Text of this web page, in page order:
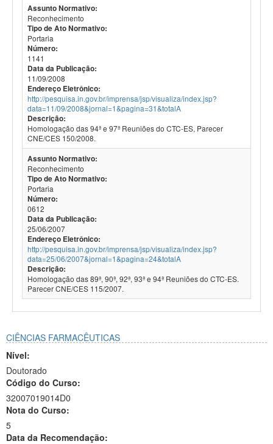
Assunto Normativo:
Reconhecimento
Tipo de Ato Normativo:
Portaria
Número:
1141
Data da Publicação:
11/09/2008
Endereço Eletrônico:
http://pesquisa.in.gov.br/imprensa/jsp/visualiza/index.jsp?
data=11/09/2008&jornal=1&pagina=31&totalA
Descrição:
Homologação das 94ª e 97ª Reuniões do CTC-ES, Parecer
CNE/CES 150/2008.
Assunto Normativo:
Reconhecimento
Tipo de Ato Normativo:
Portaria
Número:
0612
Data da Publicação:
25/06/2007
Endereço Eletrônico:
http://pesquisa.in.gov.br/imprensa/jsp/visualiza/index.jsp?
data=25/06/2007&jornal=1&pagina=24&totalA
Descrição:
Homologação das 89ª, 90ª, 92ª, 93ª e 94ª Reuniões do CTC-ES.
Parecer CNE/CES 115/2007.
CIÊNCIAS FARMACÊUTICAS
Nível:
Doutorado
Código do Curso:
32007019014D0
Nota do Curso:
5
Data da Recomendação: